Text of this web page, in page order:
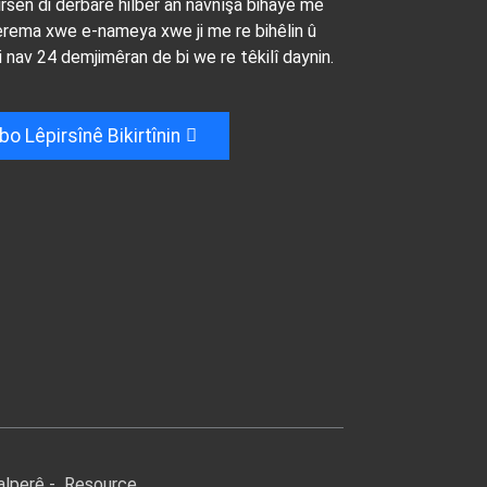
di derbarê hilber an navnîşa bihayê me
xwe e-nameya xwe ji me re bihêlin û
nav 24 demjimêran de bi we re têkilî daynin.
Lêpirsînê Bikirtînin